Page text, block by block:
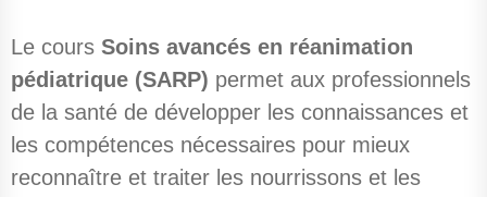
Le cours Soins avancés en réanimation
pédiatrique (SARP) permet aux professionnels
de la santé de développer les connaissances et
les compétences nécessaires pour mieux
reconnaître et traiter les nourrissons et les